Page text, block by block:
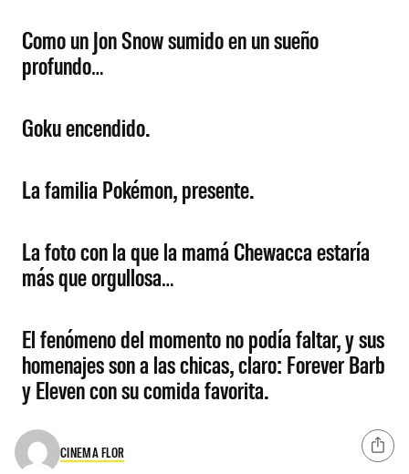
Como un Jon Snow sumido en un sueño
profundo…
Goku encendido.
La familia Pokémon, presente.
La foto con la que la mamá Chewacca estaría
más que orgullosa…
El fenómeno del momento no podía faltar, y sus
homenajes son a las chicas, claro: Forever Barb
y Eleven con su comida favorita.
CINEMA FLOR